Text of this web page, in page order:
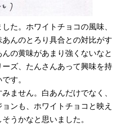
た。ホワイトチョコの風味、
んのとろり具合との対比がす
の黄味があまり強くないなと
ズ、たんさんあって興味を持
す。
ません。白あんだけでなく、
ンも、ホワイトチョコと映え
うかなと思いました。